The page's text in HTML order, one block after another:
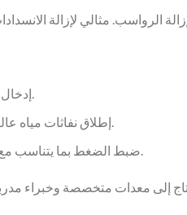
إدخال فوهة متخصصة في الأنبوب.
إطلاق نفاثات مياه عالية الضغط لتفتيت الرواسب.
إلى معدات متخصصة وخبراء